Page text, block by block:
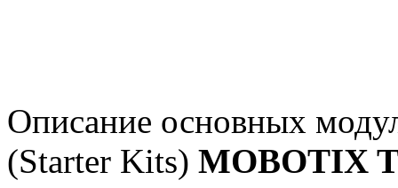
Описание основных
(Starter Kits) MOBOTIX